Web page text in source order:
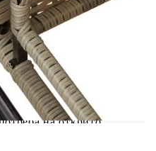
Тази мебел за
подплатени
при сядане.
и може да се
разполага с
за лесно пране и
рамка:
покритие
мебел е здрава и
на открито.